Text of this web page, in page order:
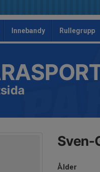
Innebandy Rullegrupp
Sven-
Ålder